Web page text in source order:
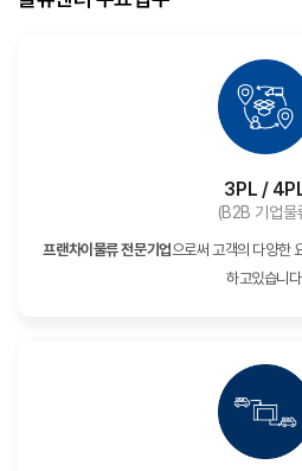
입사지원 바로가기
3PL /
(B2B 기업물
프랜차이물류 전문기업으로써 고객의 다양한
하고있습니